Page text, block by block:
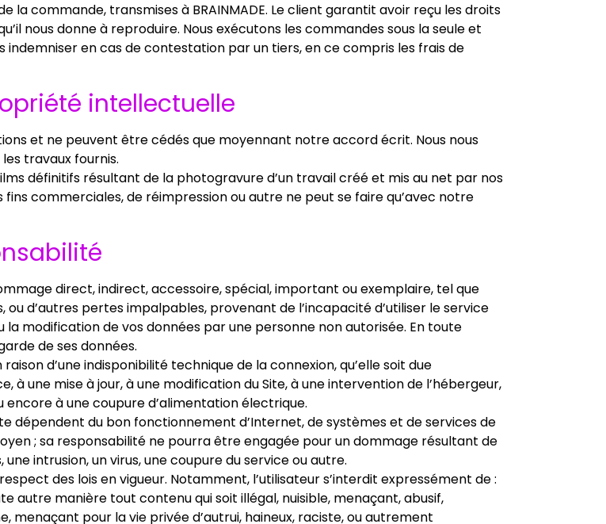
la commande, transmises à BRAINMADE. Le client garantit avoir reçu les droits
nous donne à reproduire. Nous exécutons les commandes sous la seule et
en cas de contestation par un tiers, en ce compris les frais de
intellectuelle
et ne peuvent être cédés que moyennant notre accord écrit. Nous nous
travaux fournis.
définitifs résultant de la photogravure d’un travail créé et mis au net par nos
commerciales, de réimpression ou autre ne peut se faire qu’avec notre
direct, indirect, accessoire, spécial, important ou exemplaire, tel que
d’autres pertes impalpables, provenant de l’incapacité d’utiliser le service
la modification de vos données par une personne non autorisée. En toute
de ses données.
d’une indisponibilité technique de la connexion, qu’elle soit due
une mise à jour, à une modification du Site, à une intervention de l’hébergeur,
à une coupure d’alimentation électrique.
dépendent du bon fonctionnement d’Internet, de systèmes et de services de
; sa responsabilité ne pourra être engagée pour un dommage résultant de
intrusion, un virus, une coupure du service ou autre.
des lois en vigueur. Notamment, l’utilisateur s’interdit expressément de :
manière tout contenu qui soit illégal, nuisible, menaçant, abusif,
pour la vie privée d’autrui, haineux, raciste, ou autrement